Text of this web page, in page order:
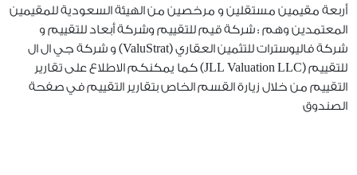
أربعة مقيمين مستقلين و مرخصين من الهيئة السعودية للمقيمين
المعتمدين وهم : شركة قيم للتقييم وشركة أبعاد للتقييم و
شركة فاليوسترات للتثمين العقاري (ValuStrat) و شركة جي ال ال
للتقييم (JLL Valuation LLC) كما يمكنكم الاطلاع على تقارير
التقييم من خلال زيارة القسم الخاص بتقارير التقييم في صفحة
الصندوق